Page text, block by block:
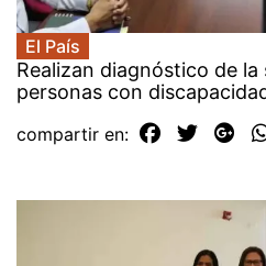
El País
Realizan diagnóstico de
personas con
compartir en: